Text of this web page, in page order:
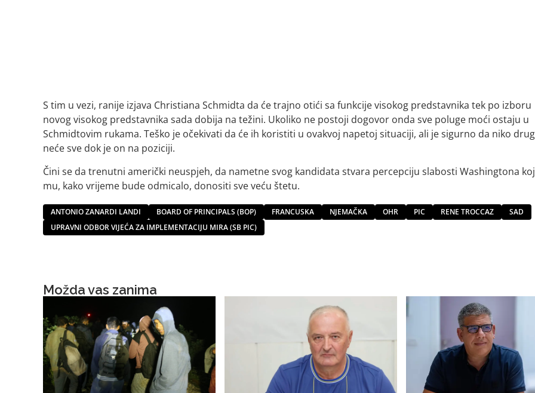
S tim u vezi, ranije izjava Christiana Schmidta da će trajno otići sa funkcije visokog predstavnika tek po izboru
novog visokog predstavnika sada dobija na težini. Ukoliko ne postoji dogovor onda sve poluge moći ostaju u
Schmidtovim rukama. Teško je očekivati da će ih koristiti u ovakvoj napetoj situaciji, ali je sigurno da niko
neće sve dok je on na poziciji.
Čini se da trenutni američki neuspjeh, da nametne svog kandidata stvara percepciju slabosti Washingtona
mu, kako vrijeme bude odmicalo, donositi sve veću štetu.
ANTONIO ZANARDI LANDI BOARD OF PRINCIPALS (BOP) FRANCUSKA NJEMAČKA OHR PIC RENE TROCCAZ
SAD
UPRAVNI ODBOR VIJEĆA ZA IMPLEMENTACIJU MIRA (SB PIC)
Možda vas zanima